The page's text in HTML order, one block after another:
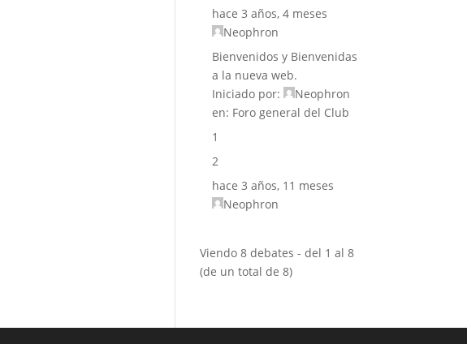
hace 3 años, 4 meses
Neophron
Bienvenidos y Bienvenidas
a la nueva web.
Iniciado por:
Neophron
en: Foro general del Club
1
2
hace 3 años, 11 meses
Neophron
Viendo 8 debates - del 1 al 8
(de un total de 8)